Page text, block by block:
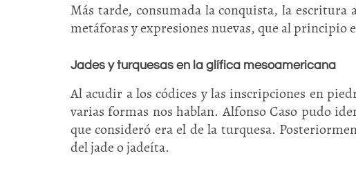
Más tarde, consumada la conquista, la
metáforas y expresiones nuevas, que al principio
Jades y turquesas en la glífica mesoamericana
Al acudir a los códices y las inscripciones en
varias formas nos hablan. Alfonso Caso pudo
que consideró era el de la turquesa.
del jade o jadeíta.